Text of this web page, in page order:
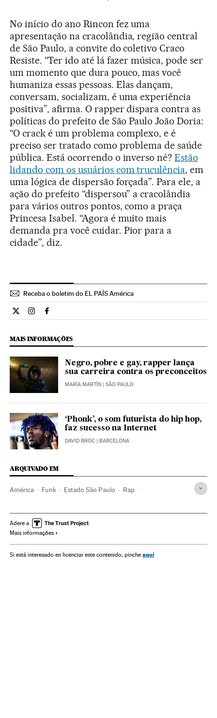
No início do ano Rincon fez uma
apresentação na cracolândia, região central
de São Paulo, a convite do coletivo Craco
Resiste. “Ter ido até lá fazer música, pode ser
um momento que dura pouco, mas você
humaniza essas pessoas. Elas dançam,
conversam, socializam, é uma experiência
positiva”, afirma. O rapper dispara contra as
políticas do prefeito de São Paulo João Doria:
“O crack é um problema complexo, e é
preciso ser tratado como problema de saúde
pública. Está ocorrendo o inverso né?Estão
lidando com os usuários com truculência, em
uma lógica de dispersão forçada”. Para ele, a
ação do prefeito “dispersou” a cracolândia
para vários outros pontos, como a praça
Princesa Isabel. “Agora é muito mais
demanda pra você cuidar. Pior para a
cidade”, diz.
Receba o boletim do EL PAÍS América
Cultura El País Brasil en Twitter
Cultura El País Brasil en Instagram
Cultura El País Brasil en Facebook
MAIS INFORMAÇÕES
Negro, pobre e gay, rapper lança
sua carreira contra os preconceitos
MARÍA MARTÍN | SÃO PAULO
‘Phonk’, o som futurista do hip hop,
faz sucesso na Internet
DAVID BROC | BARCELONA
ARQUIVADO EM
América Funk Estado São Paulo Rap
América do Sul América Latina
Adere a
Mais informações
Si está interesado en licenciar este contenido, pinche aquí